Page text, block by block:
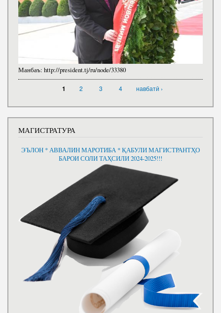
Манбаъ: http://president.tj/ru/node/33380
1 2 3 4 навбатӣ ›
МАГИСТРАТУРА
ЭЪЛОН * АВВАЛИН МАРОТИБА * ҚАБУЛИ МАГИСТРАНТҲО
БАРОИ СОЛИ ТАҲСИЛИ 2024-2025!!!